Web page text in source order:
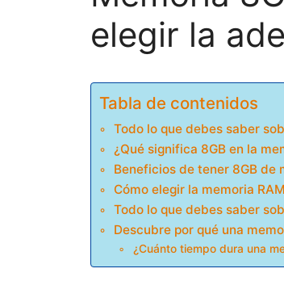
elegir la
Tabla de contenidos
Todo lo que debes saber
¿Qué significa 8GB en la
Beneficios de tener 8GB de
Cómo elegir la memoria
Todo lo que debes saber
Descubre por qué una
¿Cuánto tiempo dura una